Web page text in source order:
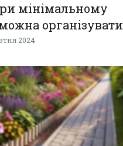
мінімальному
організувати
2024